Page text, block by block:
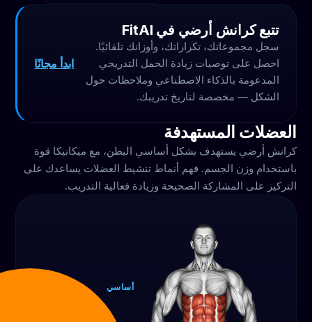
تتبع كرانش أرضي في FitAI
سجل مجموعاتك، تكراراتك، وأوزانك تلقائيًا.
احصل على توصيات زيادة الحمل التدريجي
المدعومة بالذكاء الاصطناعي وملاحظات حول
الشكل — مخصصة لتاريخ تدريبك.
ابدأ مجانًا
العضلات المستهدفة
كرانش أرضي يستهدف بشكل أساسي البطن، مع ميكانيكا قوة
باستخدام وزن الجسم. فهم أنماط تنشيط العضلات يساعدك على
التركيز على المشاركة الصحيحة وزيادة فعالية التدريب.
أساسي